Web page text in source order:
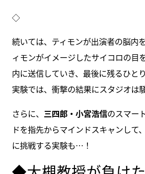
◇
続いては、ティモンが出演者の脳内
ィモンがイメージしたサイコロの目
内に送信していき、最後に残るひと
実験では、衝撃の結果にスタジオは
さらに、 三四郎・小宮浩信のスマー
ドを指先からマインドスキャンして
に挑戦する実験も…！